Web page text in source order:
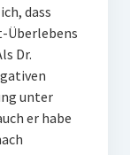
dass
Überlebens
Dr.
unter
er habe